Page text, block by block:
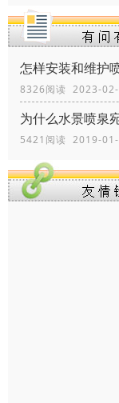
怎样安装和维护
8326阅读 2023-
为什么水景喷泉
5421阅读 2019-